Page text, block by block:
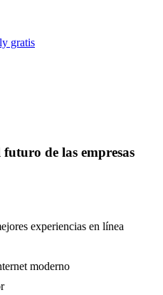
gratis
de las empresas
experiencias en línea
moderno